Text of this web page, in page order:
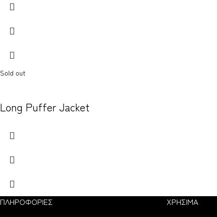
Sold out
Long Puffer Jacket
ΠΛΗΡΟΦΟΡΙΕΣ ΧΡΗΣΙΜΑ